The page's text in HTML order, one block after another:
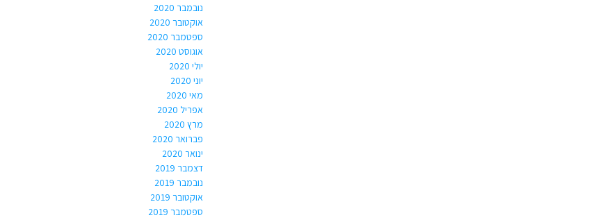
נובמבר 2020
אוקטובר 2020
ספטמבר 2020
אוגוסט 2020
יולי 2020
יוני 2020
מאי 2020
אפריל 2020
מרץ 2020
פברואר 2020
ינואר 2020
דצמבר 2019
נובמבר 2019
אוקטובר 2019
ספטמבר 2019